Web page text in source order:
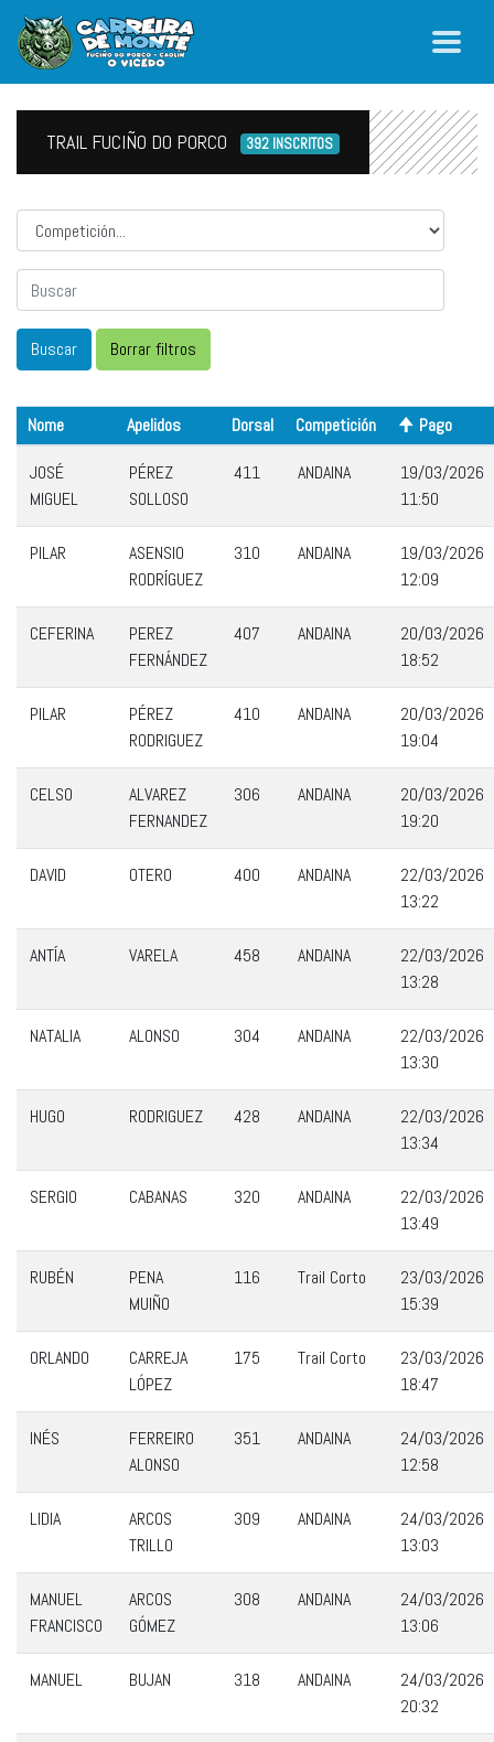
TRAIL FUCIÑO DO PORCO 392 INSCRITOS
Competicion
Nome Apelidos Dorsal Competición Pago
JOSÉ
MIGUEL
PÉREZ
SOLLOSO
411 ANDAINA
19/03/2026
11:50
PILAR
ASENSIO
RODRÍGUEZ
310 ANDAINA
19/03/2026
12:09
CEFERINA
PEREZ
FERNÁNDEZ
407 ANDAINA
20/03/2026
18:52
PILAR
PÉREZ
RODRIGUEZ
410 ANDAINA
20/03/2026
19:04
CELSO
ALVAREZ
FERNANDEZ
306 ANDAINA
20/03/2026
19:20
DAVID OTERO 400 ANDAINA
22/03/2026
13:22
ANTÍA VARELA 458 ANDAINA
22/03/2026
13:28
NATALIA ALONSO 304 ANDAINA
22/03/2026
13:30
HUGO RODRIGUEZ 428 ANDAINA
22/03/2026
13:34
SERGIO CABANAS 320 ANDAINA
22/03/2026
13:49
RUBÉN
PENA
MUIÑO
116 Trail Corto
23/03/2026
15:39
ORLANDO
CARREJA
LÓPEZ
175 Trail Corto
23/03/2026
18:47
INÉS
FERREIRO
ALONSO
351 ANDAINA
24/03/2026
12:58
LIDIA
ARCOS
TRILLO
309 ANDAINA
24/03/2026
13:03
MANUEL
FRANCISCO
ARCOS
GÓMEZ
308 ANDAINA
24/03/2026
13:06
MANUEL BUJAN 318 ANDAINA
24/03/2026
20:32